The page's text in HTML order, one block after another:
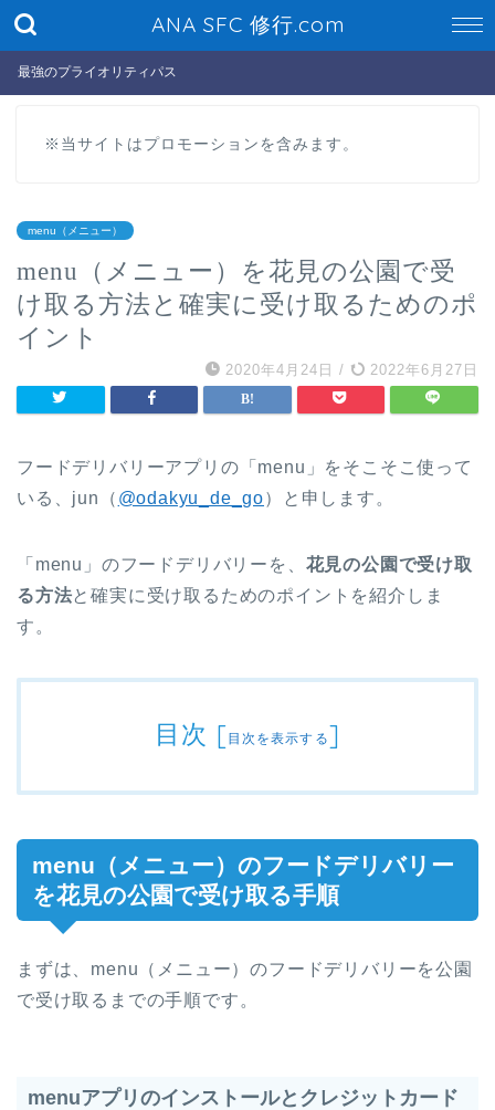
ANA SFC 修行.com
最強のプライオリティパス
※当サイトはプロモーションを含みます。
menu（メニュー）
menu（メニュー）を花見の公園で受
け取る方法と確実に受け取るためのポ
イント
2020年4月24日 / 2022年6月27日
フードデリバリーアプリの「menu」をそこそこ使って
いる、jun（ @odakyu_de_go）と申します。
「menu」のフードデリバリーを、 花見の公園で受け取
る方法と確実に受け取るためのポイントを紹介しま
す。
目次 [目次を表示する]
menu（メニュー）のフードデリバリー
を花見の公園で受け取る手順
まずは、menu（メニュー）のフードデリバリーを公園
で受け取るまでの手順です。
menuアプリのインストールとクレジットカード